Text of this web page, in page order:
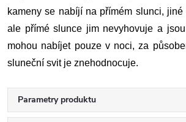
kameny se nabíjí na přímém slunci,
ale přímé slunce jim nevyhovuje a
mohou nabíjet pouze v noci, za
sluneční svit je znehodnocuje.
Parametry produktu